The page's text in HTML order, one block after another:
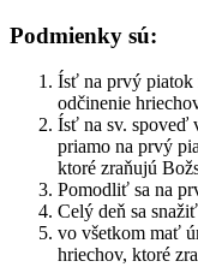
Podmienky sú:
Ísť na prvý piatok
odčinenie
Ísť na sv. spoveď
priamo na prvý
ktoré zraňujú
Pomodliť sa na
Celý deň sa
vo všetkom mať
hriechov, ktoré